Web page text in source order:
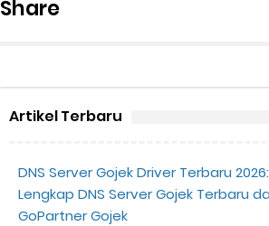
Share
Artikel Terbaru
DNS Server Gojek Driver Terbaru
Lengkap DNS Server Gojek Terbaru
GoPartner Gojek